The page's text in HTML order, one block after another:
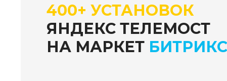
400+ УСТАНОВОК
ЯНДЕКС ТЕЛЕМОСТ
НА МАРКЕТ БИТРИКС